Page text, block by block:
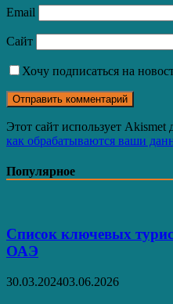
Email
Сайт
Хочу подписаться на
Этот сайт использует
как обрабатываются ваши
Популярное
Список ключевых
ОАЭ
30.03.202403.06.2026